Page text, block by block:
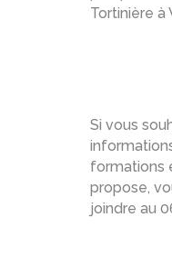
Tortinière à
Si vous
formations
propose,
joindre au